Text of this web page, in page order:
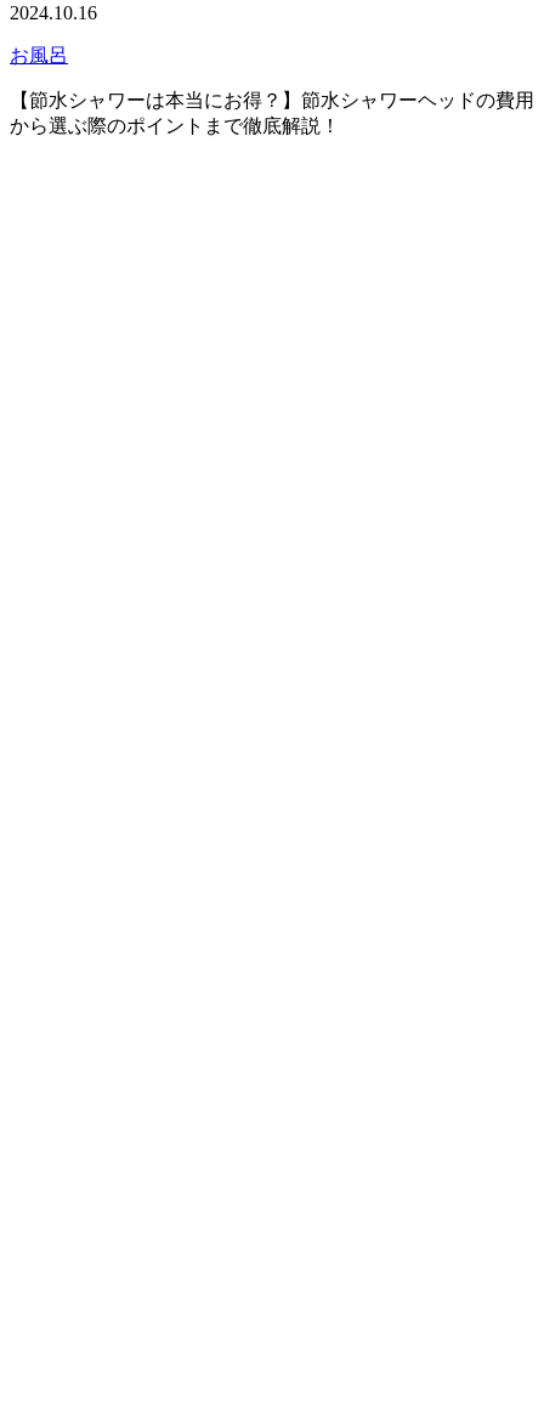
2024.10.16
お風呂
【節水シャワーは本当にお得？】節水シャワーヘッドの費用
から選ぶ際のポイントまで徹底解説！